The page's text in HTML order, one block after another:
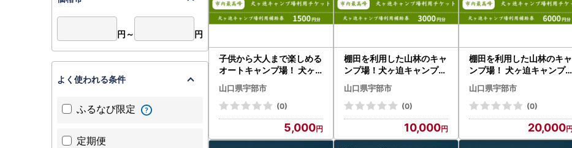
子供から大人まで楽しめる
オートキャンプ場！ 犬ヶ
迫キャンプ場［吉部］ 1,5
00円分補助券
山口県宇部市
(0)
5,000
棚田を利用した山林のキャ
ンプ場！犬ヶ迫キャンプ場
[吉部] 3,000円分補助券
山口県宇部市
(0)
10,000
棚田を利用した山林のキャ
ンプ場！ 犬ヶ迫キャンプ
場 [吉部] 6,000円分補助
券
山口県宇部市
(0)
20,000
円～ 円
よく使われる条件
ふるなび限定
定期便